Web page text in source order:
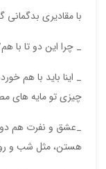
با مقادیری بدگمانی
_ چرا این دو تا با
_ اینا باید با هم
چیزی تو مایه های
_عشق و نفرت هم
هستن، مثل شب و